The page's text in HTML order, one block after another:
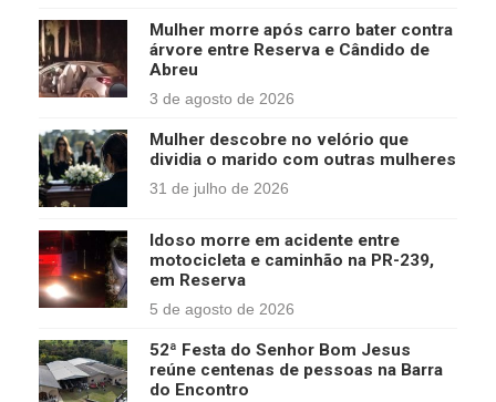
Mulher morre após carro bater contra
árvore entre Reserva e Cândido de
Abreu
3 de agosto de 2026
Mulher descobre no velório que
dividia o marido com outras mulheres
31 de julho de 2026
Idoso morre em acidente entre
motocicleta e caminhão na PR-239,
em Reserva
5 de agosto de 2026
52ª Festa do Senhor Bom Jesus
reúne centenas de pessoas na Barra
do Encontro